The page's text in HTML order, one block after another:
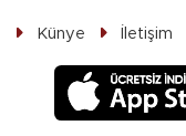
Künye İletişim